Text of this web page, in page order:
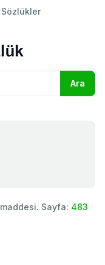
Sözlükler
maddesi. Sayfa: 483